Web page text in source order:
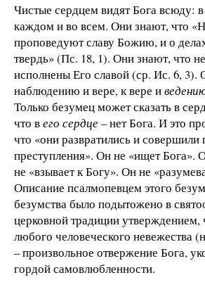
Чистые сердцем видят Бога всюду:
каждом и во всем. Они знают, что
проповедуют славу Божию, и о
твердь» (Пс. 18, 1). Они знают, что
исполнены Его славой (ср. Ис. 6, 3).
наблюдению и вере, к вере и
Только безумец может сказать в
что вего сердце– нет Бога. И это
что «они развратились и совершили
преступления». Он не «ищет Бога».
не «взывает к Богу». Он не
Описание псалмопевцем этого
безумства было подытожено в
церковной традиции утверждением,
любого человеческого невежества
– произвольное отвержение Бога,
гордой самовлюбленности.